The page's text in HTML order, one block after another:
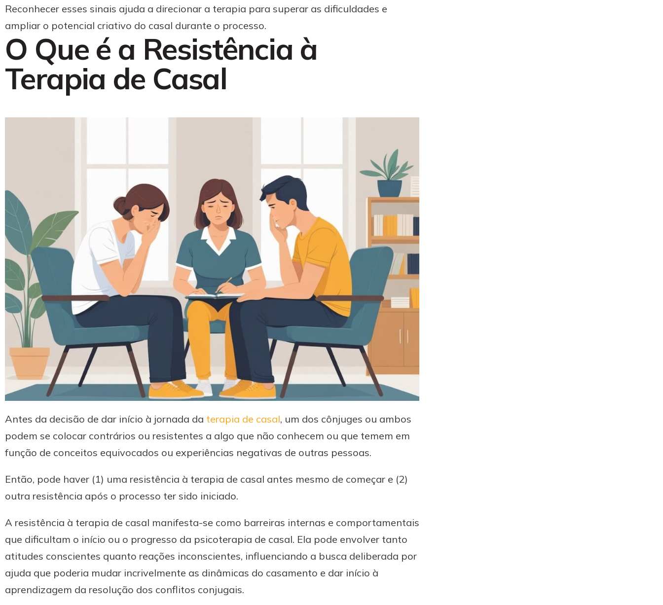
Reconhecer esses sinais ajuda a direcionar a terapia para superar as dificuldades e
ampliar o potencial criativo do casal durante o processo.
O Que é a Resistência à
Terapia de Casal
Antes da decisão de dar início à jornada da terapia de casal, um dos cônjuges ou ambos
podem se colocar contrários ou resistentes a algo que não conhecem ou que temem em
função de conceitos equivocados ou experiências negativas de outras pessoas.
Então, pode haver (1) uma resistência à terapia de casal antes mesmo de começar e (2)
outra resistência após o processo ter sido iniciado.
A resistência à terapia de casal manifesta-se como barreiras internas e comportamentais
que dificultam o início ou o progresso da psicoterapia de casal. Ela pode envolver tanto
atitudes conscientes quanto reações inconscientes, influenciando a busca deliberada por
ajuda que poderia mudar incrivelmente as dinâmicas do casamento e dar início à
aprendizagem da resolução dos conflitos conjugais.